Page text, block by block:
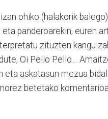
ohiko (halakorik
panderoarekin, euren
zituzten kangu
Oi Pello Pello…
eta askatasun mezua
betetako